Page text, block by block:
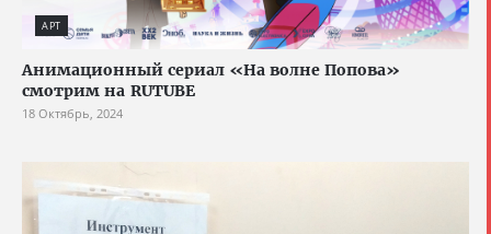
АРТ
Анимационный сериал «На волне Попова»
смотрим на RUTUBE
18 Октябрь, 2024